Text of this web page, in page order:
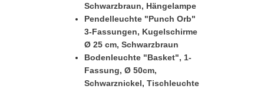
Schwarzbraun, Hängelampe
Pendelleuchte "Punch Orb"
3-Fassungen, Kugelschirme
Ø 25 cm, Schwarzbraun
Bodenleuchte "Basket", 1-
Fassung, Ø 50cm,
Schwarznickel, Tischleuchte